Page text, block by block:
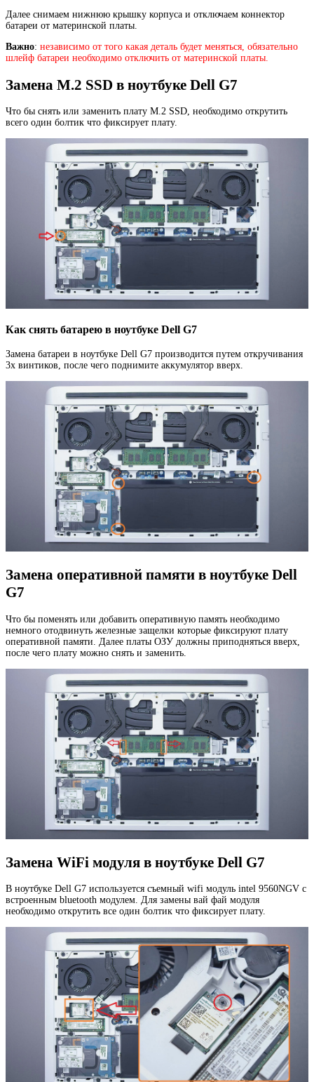
Далее снимаем нижнюю крышку корпуса и отключаем коннектор
батареи от материнской платы.
Важно: независимо от того какая деталь будет меняться, обязательно
шлейф батареи необходимо отключить от материнской платы.
Замена M.2 SSD в ноутбуке Dell G7
Что бы снять или заменить плату M.2 SSD, необходимо открутить
всего один болтик что фиксирует плату.
Как снять батарею в ноутбуке Dell G7
Замена батареи в ноутбуке Dell G7 производится путем откручивания
3х винтиков, после чего поднимите аккумулятор вверх.
Замена оперативной памяти в ноутбуке Dell
G7
Что бы поменять или добавить оперативную память необходимо
немного отодвинуть железные защелки которые фиксируют плату
оперативной памяти. Далее платы ОЗУ должны приподняться вверх,
после чего плату можно снять и заменить.
Замена WiFi модуля в ноутбуке Dell G7
В ноутбуке Dell G7 используется съемный wifi модуль intel 9560NGV с
встроенным bluetooth модулем. Для замены вай фай модуля
необходимо открутить все один болтик что фиксирует плату.